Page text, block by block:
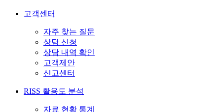
고객센터
자주 찾는 질문
상담 신청
상담 내역 확인
고객제안
신고센터
RISS 활용도 분석
자료 현황 통계